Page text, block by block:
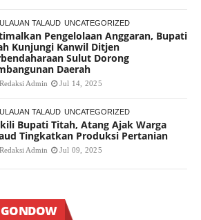
TALAUD UNCATEGORIZED
Pengelolaan Anggaran, Bupati
Kunjungi Kanwil Ditjen
Sulut Dorong
Daerah
Redaksi Admin Jul 14, 2025
TALAUD UNCATEGORIZED
Bupati Titah, Atang Ajak Warga
Tingkatkan Produksi Pertanian
Redaksi Admin Jul 09, 2025